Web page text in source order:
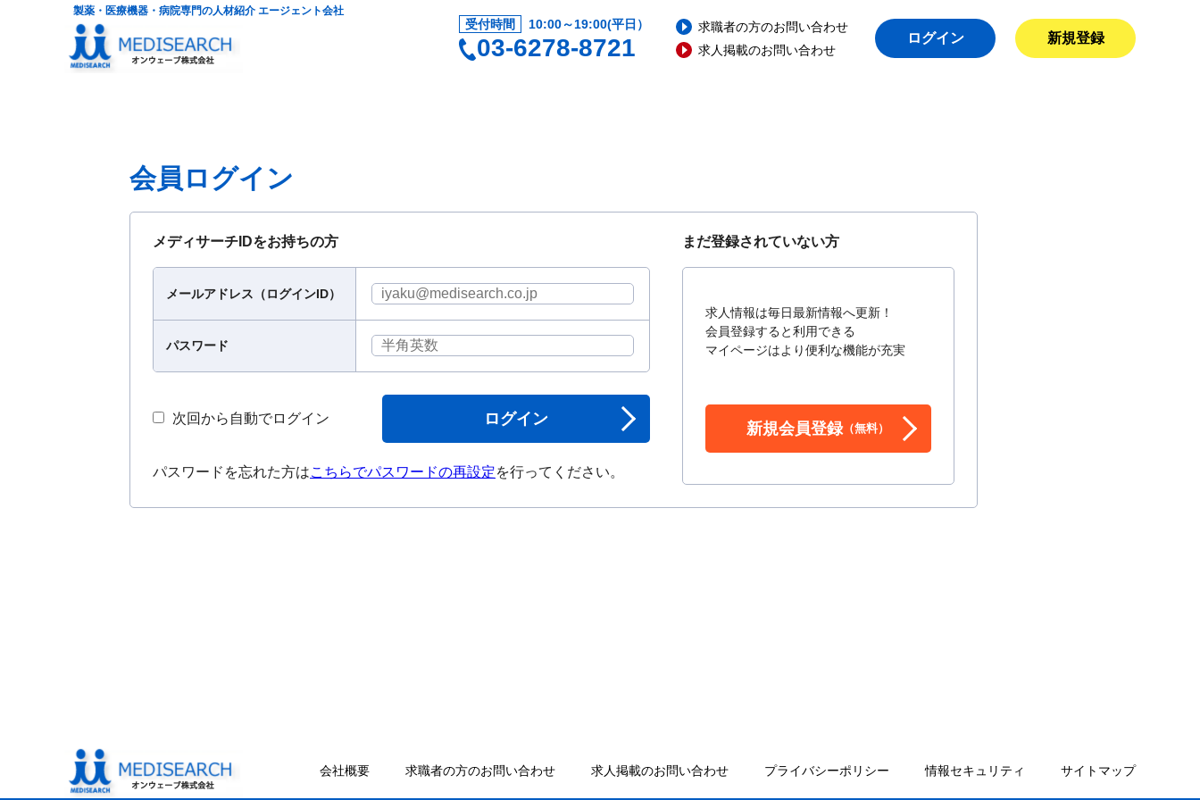
製薬・医療機器・病院専門の人材紹介 エージェント会社
受付時間 10:00～19:00(平日）
03-6278-8721
求職者の方のお問い合わせ
求人掲載のお問い合わせ
ログイン 新規登録
会員ログイン
メディサーチIDをお持ちの方
メールアドレス（ログインID）
パスワード
次回から自動でログイン ログイン
パスワードを忘れた方はこちらでパスワードの再設定を行ってください。
まだ登録されていない方
求人情報は毎日最新情報へ更新！
会員登録すると利用できる
マイページはより便利な機能が充実
新規会員登録（無料）
会社概要 求職者の方のお問い合わせ 求人掲載のお問い合わせ プライバシーポリシー 情報セキュリティ サイトマップ